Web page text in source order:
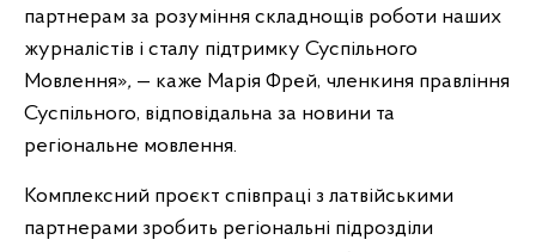
партнерам за розуміння складнощів роботи наших
журналістів і сталу підтримку Суспільного
Мовлення», — каже Марія Фрей, членкиня правління
Суспільного, відповідальна за новини та
регіональне мовлення.
Комплексний проєкт співпраці з латвійськими
партнерами зробить регіональні підрозділи